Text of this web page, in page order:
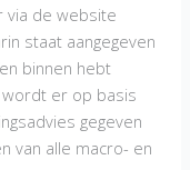
via de website
staat aangegeven
binnen hebt
wordt er op basis
gegeven
van alle macro- en